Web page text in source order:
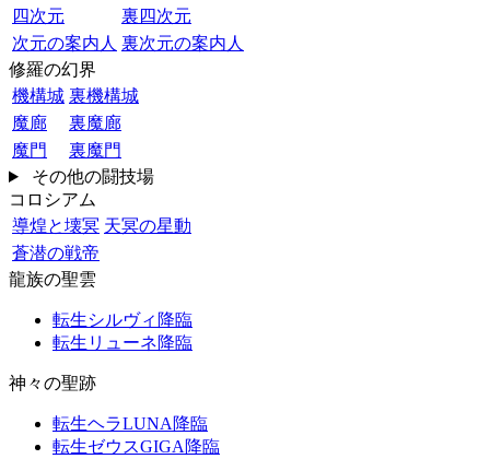
四次元
裏四次元
次元の案内人 裏次元の案内人
修羅の幻界
機構城 裏機構城
魔廊
裏魔廊
魔門
裏魔門
その他の闘技場
コロシアム
導煌と壊冥 天冥の星動
蒼潜の戦帝
龍族の聖雲
転生シルヴィ降臨
転生リューネ降臨
神々の聖跡
転生ヘラLUNA降臨
転生ゼウスGIGA降臨